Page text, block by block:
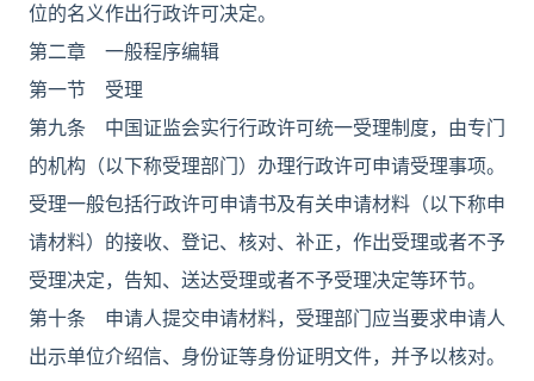
位的名义作出行政许可决定。
第二章 一般程序编辑
第一节 受理
第九条 中国证监会实行行政许可统一受理制度，由专门
的机构（以下称受理部门）办理行政许可申请受理事项。
受理一般包括行政许可申请书及有关申请材料（以下称申
请材料）的接收、登记、核对、补正，作出受理或者不予
受理决定，告知、送达受理或者不予受理决定等环节。
第十条 申请人提交申请材料，受理部门应当要求申请人
出示单位介绍信、身份证等身份证明文件，并予以核对。